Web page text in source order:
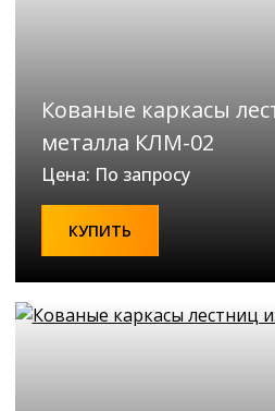
Кованые каркасы
металла КЛМ-02
Цена: По запросу
КУПИТЬ